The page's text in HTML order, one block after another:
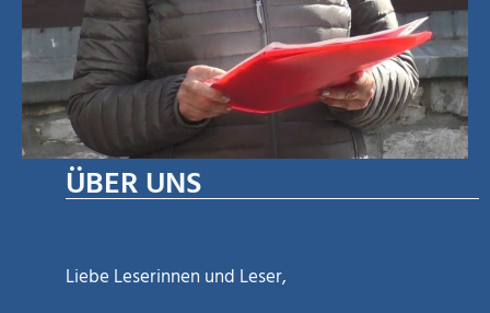
ÜBER UNS
Liebe Leserinnen und Leser,